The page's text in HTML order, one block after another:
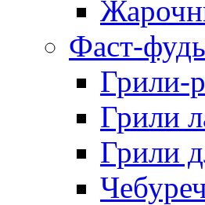
Фаст-
Грили-
Грили
Грили